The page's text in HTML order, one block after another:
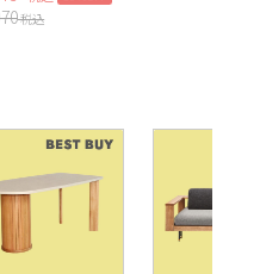
税込